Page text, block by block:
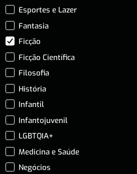
Esportes e Lazer
Fantasia
Ficção
Ficção Científica
Filosofia
História
Infantil
Infantojuvenil
LGBTQIA+
Medicina e Saúde
Negócios